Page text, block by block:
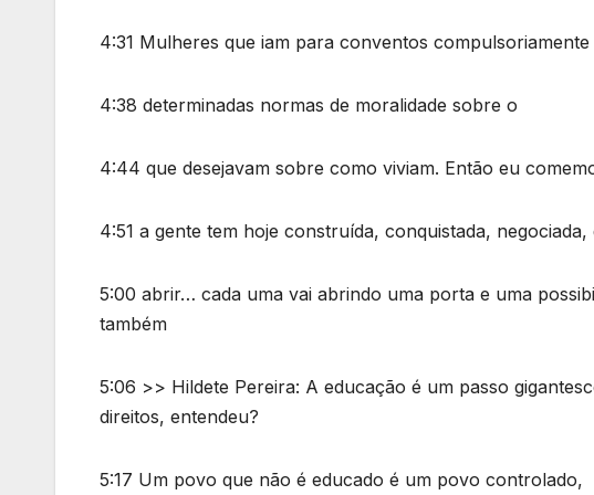
4:31 Mulheres que iam para conventos
4:38 determinadas normas de moralidade sobre o
4:44 que desejavam sobre como viviam. Então eu
4:51 a gente tem hoje construída, conquistada,
5:00 abrir… cada uma vai abrindo uma porta e uma
também
5:06 >> Hildete Pereira: A educação é um passo
direitos, entendeu?
5:17 Um povo que não é educado é um povo controlado,